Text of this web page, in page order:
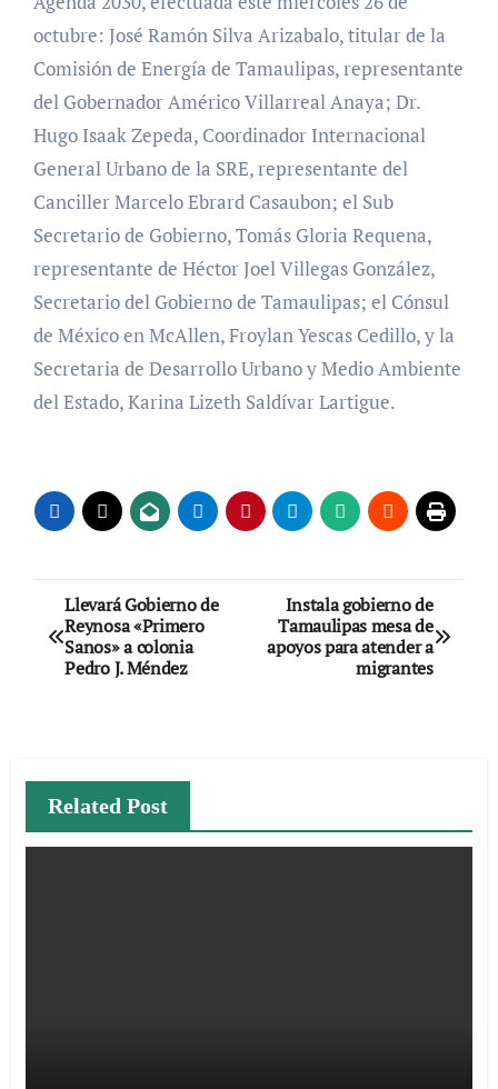
octubre: José Ramón Silva Arizabalo, titular de la
Comisión de Energía de Tamaulipas, representante
del Gobernador Américo Villarreal Anaya; Dr.
Hugo Isaak Zepeda, Coordinador Internacional
General Urbano de la SRE, representante del
Canciller Marcelo Ebrard Casaubon; el Sub
Secretario de Gobierno, Tomás Gloria Requena,
representante de Héctor Joel Villegas González,
Secretario del Gobierno de Tamaulipas; el Cónsul
de México en McAllen, Froylan Yescas Cedillo, y la
Secretaria de Desarrollo Urbano y Medio Ambiente
del Estado, Karina Lizeth Saldívar Lartigue.
Navegación
de
entradas
Llevará Gobierno de
Reynosa «Primero
Sanos» a colonia
Pedro J. Méndez
Instala gobierno de
Tamaulipas mesa de
apoyos para atender a
migrantes
Related Post